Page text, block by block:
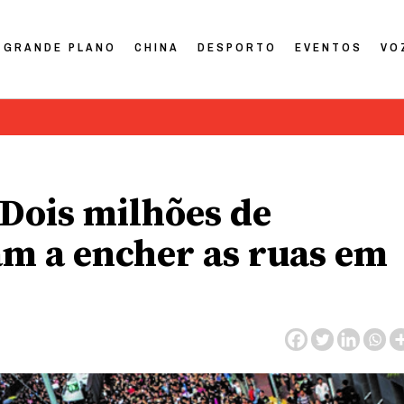
GRANDE PLANO CHINA DESPORTO EVENTOS
milhões de
a encher as ruas em